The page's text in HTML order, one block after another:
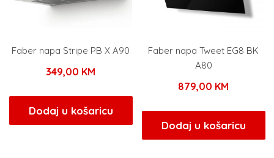
Faber napa Stripe PB X A90
349,00 KM
Dodaj u košaricu
Faber napa Tweet EG8 BK
A80
879,00 KM
Dodaj u košaricu